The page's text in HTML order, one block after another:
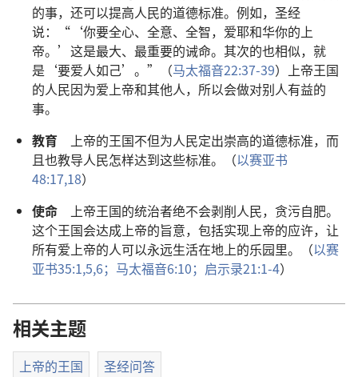
的事，还可以提高人民的道德标准。例如，圣经
说：“‘你要全心、全意、全智，爱耶和华你的上
帝。’这是最大、最重要的诫命。其次的也相似，就
是‘要爱人如己’。”（马太福音22:37-39）上帝王国
的人民因为爱上帝和其他人，所以会做对别人有益的
事。
教育 上帝的王国不但为人民定出崇高的道德标准，而
且也教导人民怎样达到这些标准。（以赛亚书
48:17,18）
使命 上帝王国的统治者绝不会剥削人民，贪污自肥。
这个王国会达成上帝的旨意，包括实现上帝的应许，让
所有爱上帝的人可以永远生活在地上的乐园里。（以赛
亚书35:1,5,6； 马太福音6:10； 启示录21:1-4）
相关主题
上帝的王国 圣经问答